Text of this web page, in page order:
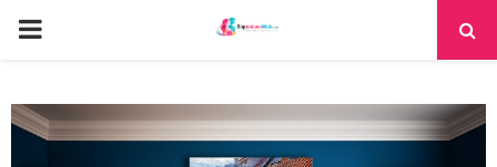
PRIMARY